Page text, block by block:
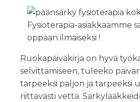
Fysioterapia-asiakkaamme
oppaan ilmaiseksi !
Ruokapäiväkirja on hyvä
selvittämiseen, tuleeko
tarpeeksi paljon ja tarpeeksi
riittävästi vettä.